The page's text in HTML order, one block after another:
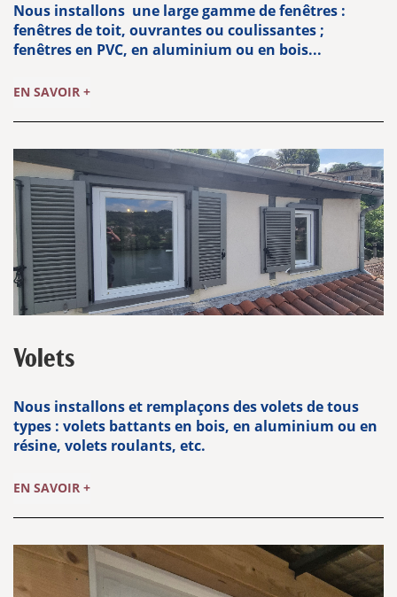
Nous installons une large gamme de fenêtres :
fenêtres de toit, ouvrantes ou coulissantes ;
fenêtres en PVC, en aluminium ou en bois...
EN SAVOIR +
Volets
Nous installons et remplaçons des volets de tous
types : volets battants en bois, en aluminium ou en
résine, volets roulants, etc.
EN SAVOIR +